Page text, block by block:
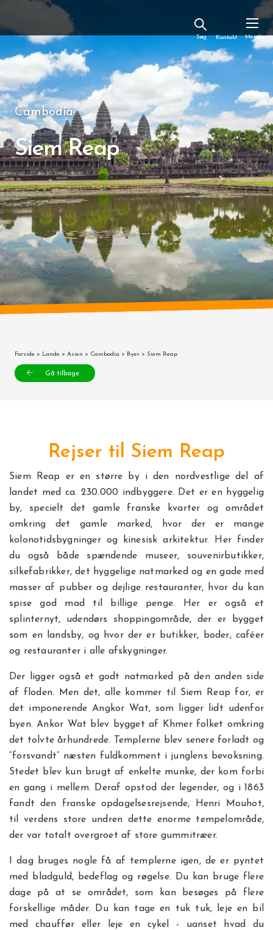
Kontakt
Cambodia
Siem Reap
Forside > Lande > Asien > Cambodia > Byer > Siem Reap
Gå tilbage
Rejser til Siem Reap
Siem Reap er en større by i den nordvestlige del af
landet med ca. 230.000 indbyggere. Det er en hyggelig
by, specielt det gamle franske kvarter og området
omkring det gamle marked, hvor der er mange
kolonotidsbygninger og kinesisk arkitektur. Her finder
du også både spændende museer, souvenirbutikker,
silkefabrikker, det hyggelige natmarked og en gade med
masser af pubber og dejlige restauranter, hvor du kan
spise god mad til billige penge. Her er også et
splinternyt, udendørs shoppingområde, der er bygget
som en landsby, og hvor der er butikker, boder, caféer
og restauranter i alle afskygninger.
Der ligger også et godt natmarked på den anden side
af floden. Men det, alle kommer til Siem Reap for, er
det imponerende Angkor Wat, som ligger lidt udenfor
byen. Ankor Wat blev bygget af Khmer folket omkring
det tolvte århundrede. Templerne blev senere forladt og
“forsvandt” næsten fuldkomment i junglens bevoksning.
Stedet blev kun brugt af enkelte munke, der kom forbi
en gang i mellem. Deraf opstod der legender, og i 1863
fandt den franske opdagelsesrejsende, Henri Mouhot,
til verdens store undren dette enorme tempelområde,
der var totalt overgroet af store gummitræer.
I dag bruges nogle få af templerne igen, de er pyntet
med bladguld, bedeflag og røgelse. Du kan bruge flere
dage på at se området, som kan besøges på flere
forskellige måder. Du kan tage en tuk tuk, leje en bil
med chauffør eller leje en cykel - uanset hvad du